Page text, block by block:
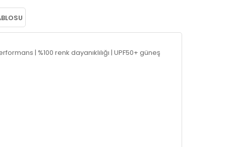
| %100 renk dayanıklılığı | UPF50+ güneş